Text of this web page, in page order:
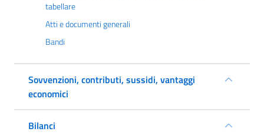
tabellare
Atti e documenti generali
Bandi
Sovvenzioni, contributi, sussidi, vantaggi
economici
Bilanci